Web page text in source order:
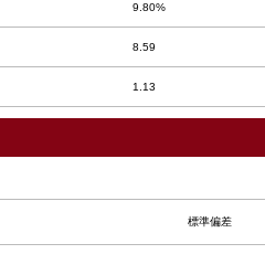
9.80%
8.59
1.13
標準偏差